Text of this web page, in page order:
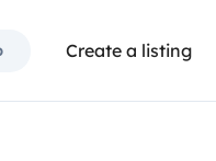
Create a listing